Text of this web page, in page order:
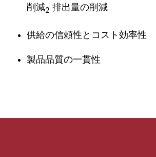
削減2 排出量の削減
供給の信頼性とコスト効率性
製品品質の一貫性